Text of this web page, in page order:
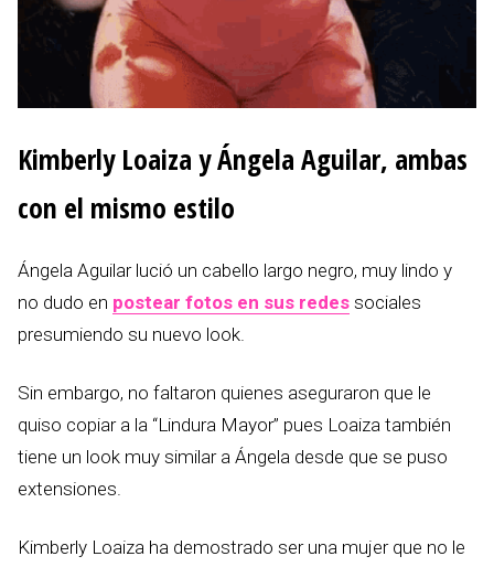
Kimberly Loaiza y Ángela Aguilar, ambas
con el mismo estilo
Ángela Aguilar lució un cabello largo negro, muy lindo y
no dudo en postear fotos en sus redes sociales
presumiendo su nuevo look.
Sin embargo, no faltaron quienes aseguraron que le
quiso copiar a la “Lindura Mayor” pues Loaiza también
tiene un look muy similar a Ángela desde que se puso
extensiones.
Kimberly Loaiza ha demostrado ser una mujer que no le